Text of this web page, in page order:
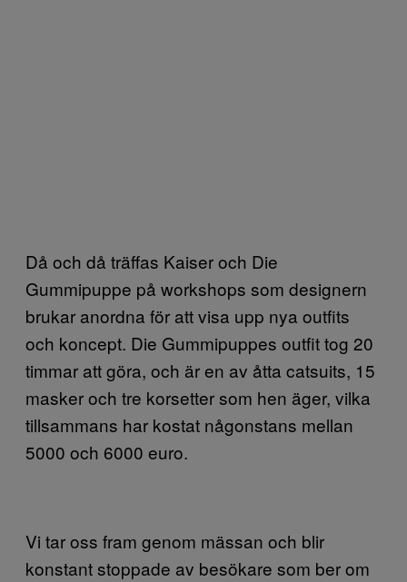
Då och då träffas Kaiser och Die
Gummipuppe på workshops som designern
brukar anordna för att visa upp nya outfits
och koncept. Die Gummipuppes outfit tog 20
timmar att göra, och är en av åtta catsuits, 15
masker och tre korsetter som hen äger, vilka
tillsammans har kostat någonstans mellan
5000 och 6000 euro.
Vi tar oss fram genom mässan och blir
konstant stoppade av besökare som ber om